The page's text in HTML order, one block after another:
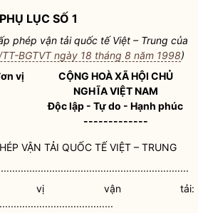
PHỤ LỤC SỐ 1
phép vận tải quốc tế Việt – Trung của
BGTVT ngày 18 tháng 8 năm 1998)
vị
CỘNG HOÀ XÃ HỘI CHỦ
NGHĨA VIỆT NAM
Độc lập - Tự do - Hạnh phúc
-------------
VẬN TẢI QUỐC TẾ VIỆT – TRUNG
vị vận tải: